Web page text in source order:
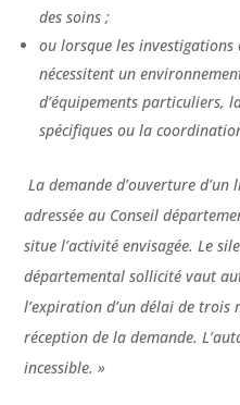
des soins ;
ou lorsque les investigations
nécessitent un
d’équipements particuliers,
spécifiques ou la
La demande d’ouverture d’un
adressée au Conseil
situe l’activité envisagée. Le
départemental sollicité vaut
l’expiration d’un délai de
réception de la demande.
incessible. »